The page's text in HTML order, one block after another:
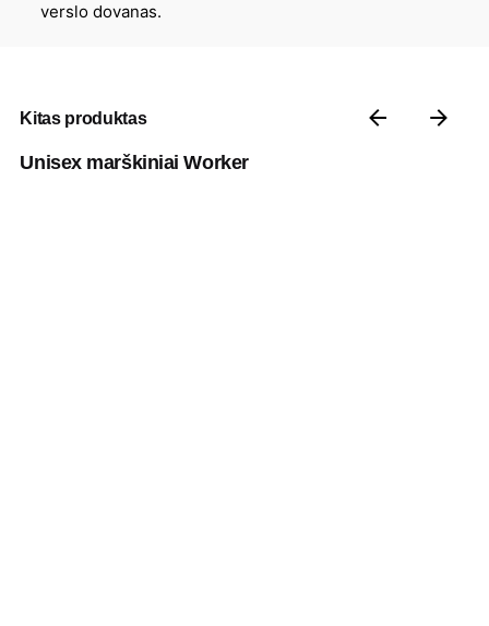
verslo dovanas.
Kitas produktas
Unisex marškiniai Worker